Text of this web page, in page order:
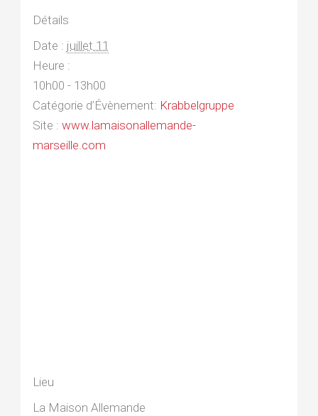
Détails
Date : juillet 11
Heure :
10h00 - 13h00
Catégorie d’Évènement: Krabbelgruppe
Site : www.lamaisonallemande-
marseille.com
Lieu
La Maison Allemande